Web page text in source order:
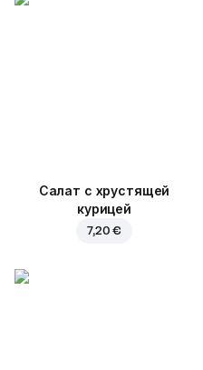
Салат с хрустящей
курицей
7,20 €